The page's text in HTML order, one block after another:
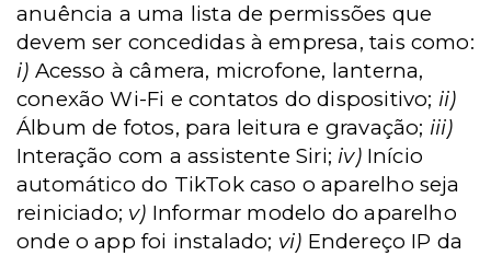
anuência a uma lista de permissões que
devem ser concedidas à empresa, tais como:
i) Acesso à câmera, microfone, lanterna,
conexão Wi-Fi e contatos do dispositivo; ii)
Álbum de fotos, para leitura e gravação; iii)
Interação com a assistente Siri; iv)Início
automático do TikTok caso o aparelho seja
reiniciado; v) Informar modelo do aparelho
onde o app foi instalado; vi) Endereço IP da